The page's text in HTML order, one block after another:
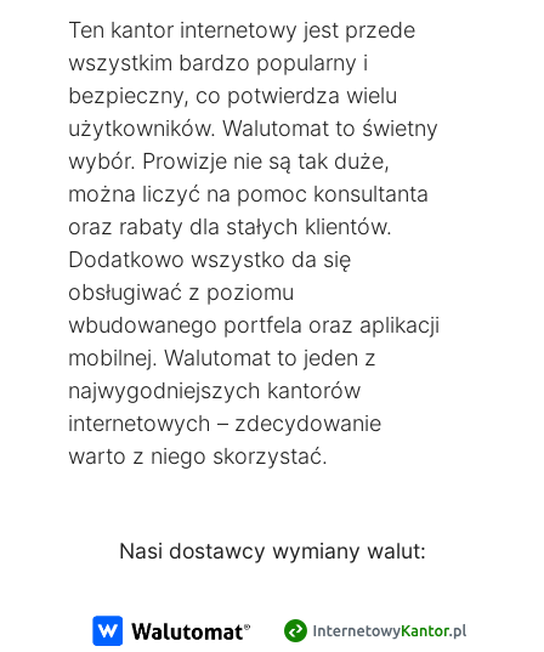
Ten kantor internetowy jest przede
wszystkim bardzo popularny i
bezpieczny, co potwierdza wielu
użytkowników. Walutomat to świetny
wybór. Prowizje nie są tak duże,
można liczyć na pomoc konsultanta
oraz rabaty dla stałych klientów.
Dodatkowo wszystko da się
obsługiwać z poziomu
wbudowanego portfela oraz aplikacji
mobilnej. Walutomat to jeden z
najwygodniejszych kantorów
internetowych – zdecydowanie
warto z niego skorzystać.
Nasi dostawcy wymiany walut: